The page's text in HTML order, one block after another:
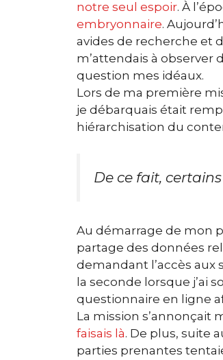
notre seul espoir. À
embryonnaire.
avides de recherche et
m’attendais à observer
question mes idéaux.
Lors de ma première
je débarquais était
hiérarchisation du
De ce fait,
Au démarrage de mon
partage des données
demandant l’accès aux
la seconde lorsque j’ai
questionnaire en ligne
La mission s’annonçait
faisais là. De plus, suite
parties prenantes